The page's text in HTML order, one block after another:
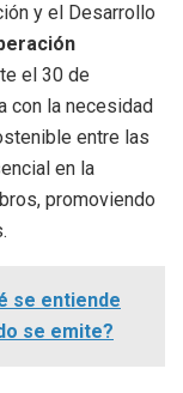
y el Desarrollo
el 30 de
con la necesidad
entre las
en la
promoviendo
se entiende
se emite?